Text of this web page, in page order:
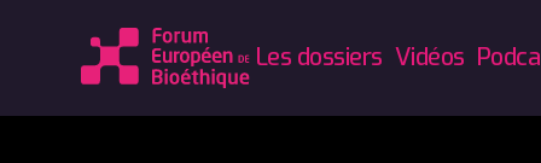
Les dossiers Vidéos